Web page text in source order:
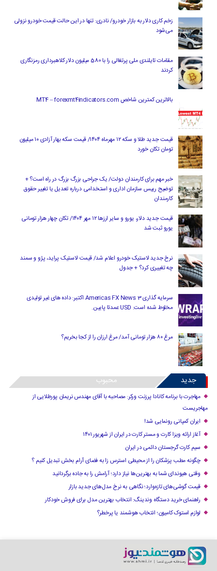
زخم کاری دلار به بازار خودرو/ نادری: تنها در این حالت قیمت خودرو نزولی
می‌شود
مقامات تایلندی ملی پرتغالی را با 580 میلیون دلار کلاهبرداری رمزنگاری
کردند
بالاترین کمترین شاخص MT4 – forexmt4indicators.com
قیمت جدید طلا و سکه ۱۲ مهرماه ۱۴۰۴/ قیمت سکه بهار آزادی ۱۰ میلیون
تومان تکان خورد
خبر مهم برای کارمندان دولت/ یک جراحی بزرگ بزرگ در راه است؟ +
توضیح رییس سازمان اداری و استخدامی درباره تعدیل یا تغییر حقوق
کارمندان
قیمت جدید دلار، یورو و سایر ارزها ۱۲ مهر ۱۴۰۴/ تکان چهار هزار تومانی
یورو ثبت شد
نرخ جدید لاستیک خودرو اعلام شد/ قیمت لاستیک پراید، پژو و سمند
چه تغییری کرد؟ + جدول
سرمایه گذاری Americas FX News 3 اکتبر: داده های غیر تولیدی
مخلوط شده است. USD عمدتا پایین.
مرغ ۸۰ هزار تومانی آمد/ مرغ ارزان را از کجا بخریم؟
جدید محبوب
مهاجرت با برنامه کانادا پرزنت ورکر: مصاحبه با آقای مهندس نریمان پورطلایی از
مهاجریست
ایران کمپانی رونمایی شد!
آغاز ارائه ویزا کارت و مستر کارت در ایران از شهریور ۱۴۰۱
سیم کارت گرجستان دائمی در ایران
چگونه مطب پزشکان را از محیطی استرس زا به فضای آرام بخش تبدیل کنیم ؟
وقتی هیوندای شما به بهترین‌ها نیاز دارد؛ آرامش را به جاده برگردانید
قیمت گوشی‌های تازه‌وارد؛ نگاهی به نرخ مدل‌های جدید بازار
راهنمای خرید دستگاه وندینگ: انتخاب بهترین مدل برای فروش خودکار
لوازم استوک کامیون؛ انتخاب هوشمند یا پرخطر؟